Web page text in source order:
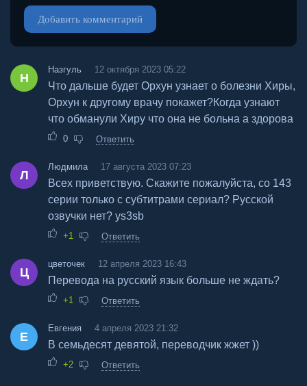
Добавить комментарий
Н
Назгуль 12 октября 2023 05:22
Что дальше будет Орхун узнает о болезни Хиры,
Орхун к другому врачу покажет?Когда узнают
что обманули Хиру что она не больна а здорова
0 Ответить
Л
Людмила 17 августа 2023 07:23
Всех приветствую. Скажите пожалуйста, со 143
серии только с субтитрами сериал? Русской
озвучки нет? ys3sb
+1 Ответить
Ц
цветочек 12 апреля 2023 16:43
Перевода на русский язык больше не ждать?
+1 Ответить
Е
Евгения 4 апреля 2023 21:32
В семьдесят девятой, переводчик жжет ))
+2 Ответить